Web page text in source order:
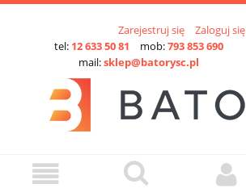
Zarejestruj się
Zaloguj się
tel: 12 633 50 81 mob:793 853 690
mail:sklep@batorysc.pl